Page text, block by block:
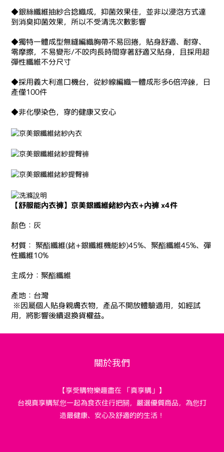
◆銀絲纖維抽紗合捻織成，抑菌效果佳，並非以浸泡方式達
到消臭抑菌效果，所以不受清洗次數影響
◆獨特一體成型無縫編織胸帶不易回捲，貼身舒適、耐穿、
零摩擦，不易變形/不咬肉長時間穿著舒適又貼身，且採用超
彈性纖維不分尺寸
◆採用義大利進口機台，從紗線編織一體成形多6倍淬鍊，日
產僅100件
◆非化學染色，穿的健康又安心
【舒服能內衣褲】京美銀纖維鍺紗內衣+內褲 x4件
顏色：灰
材質： 聚酯纖維(鍺+銀纖維機能紗)45%、聚酯纖維45%、彈
性纖維10%
主成分：聚酯纖維
產地：台灣
※因屬個人貼身親膚衣物，產品不開放體驗適用，如經試
用，將影響後續退換貨權益。
關於我們
【享受購物樂趣盡在 「真享購」】
台視真享購幫您一起為食衣住行把關，嚴選優質商品，為您打
造最健康、安心及舒適的的生活！